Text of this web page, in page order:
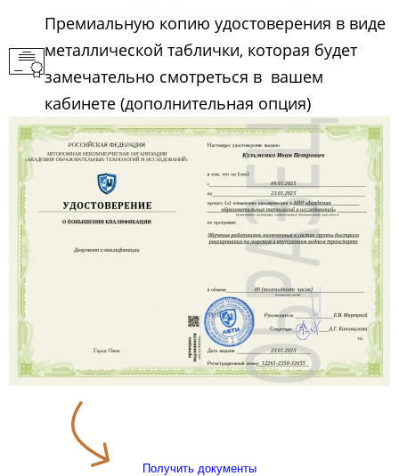
Премиальную копию удостоверения в виде
металлической таблички, которая будет
замечательно смотреться в вашем
кабинете (дополнительная опция)
Получить документы